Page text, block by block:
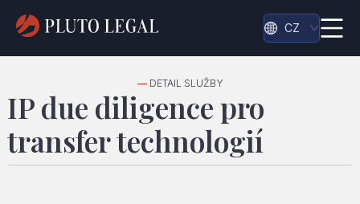
CZ
— DETAIL SLUŽBY
IP due diligence pro
transfer technologií